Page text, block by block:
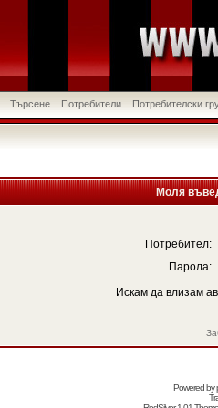
Търсене Потребители Потребителски
Моля
Потребител:
Парола:
Искам да влизам
Powered by